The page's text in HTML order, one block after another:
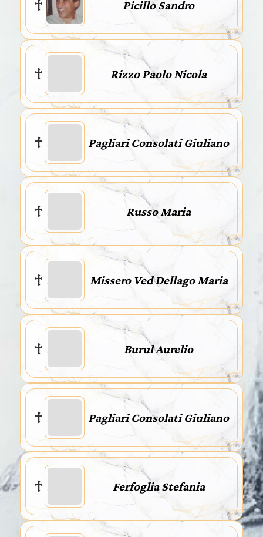
Picillo Sandro
Rizzo Paolo Nicola
Pagliari Consolati Giuliano
Russo Maria
Missero Ved Dellago Maria
Burul Aurelio
Pagliari Consolati Giuliano
Ferfoglia Stefania